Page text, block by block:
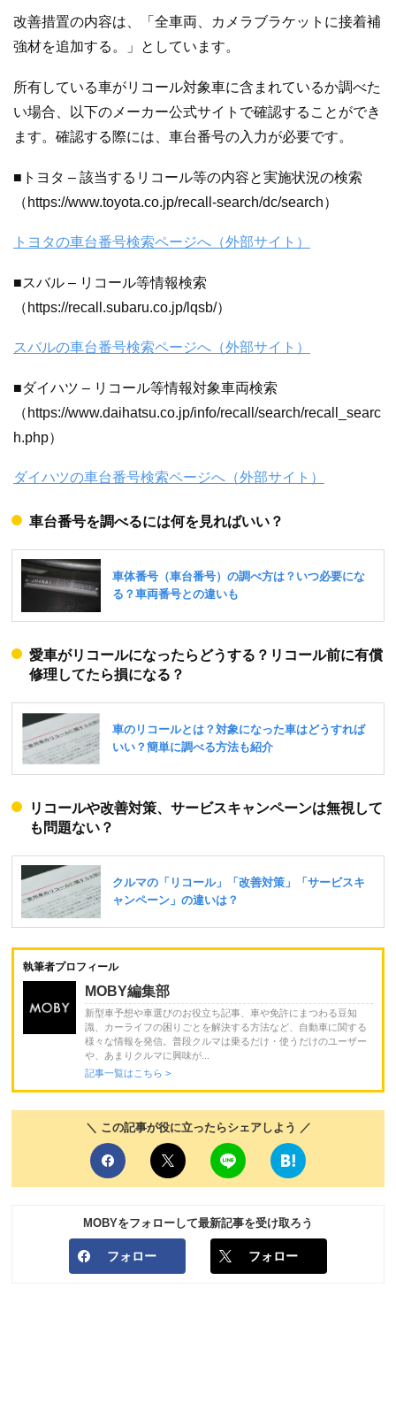
改善措置の内容は、「全車両、カメラブラケットに接着補
強材を追加する。」としています。
所有している車がリコール対象車に含まれているか調べた
い場合、以下のメーカー公式サイトで確認することができ
ます。確認する際には、車台番号の入力が必要です。
■トヨタ – 該当するリコール等の内容と実施状況の検索
（https://www.toyota.co.jp/recall-search/dc/search）
トヨタの車台番号検索ページへ（外部サイト）
■スバル – リコール等情報検索
（https://recall.subaru.co.jp/lqsb/）
スバルの車台番号検索ページへ（外部サイト）
■ダイハツ – リコール等情報対象車両検索
（https://www.daihatsu.co.jp/info/recall/search/recall_searc
h.php）
ダイハツの車台番号検索ページへ（外部サイト）
車台番号を調べるには何を見ればいい？
愛車がリコールになったらどうする？リコール前に有償
修理してたら損になる？
リコールや改善対策、サービスキャンペーンは無視して
も問題ない？
執筆者プロフィール
MOBY編集部
新型車予想や車選びのお役立ち記事、車や免許にまつわる豆知
識、カーライフの困りごとを解決する方法など、自動車に関する
様々な情報を発信。普段クルマは乗るだけ・使うだけのユーザー
や、あまりクルマに興味が...
記事一覧はこちら >
＼ この記事が役に立ったらシェアしよう ／
MOBYをフォローして最新記事を受け取ろう
フォロー フォロー